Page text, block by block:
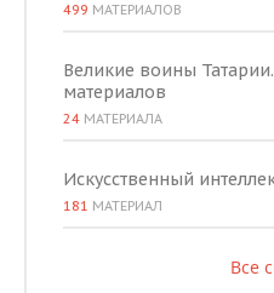
499 МАТЕРИАЛОВ
Великие воины
материалов
24 МАТЕРИАЛА
Искусственный
181 МАТЕРИАЛ
Все